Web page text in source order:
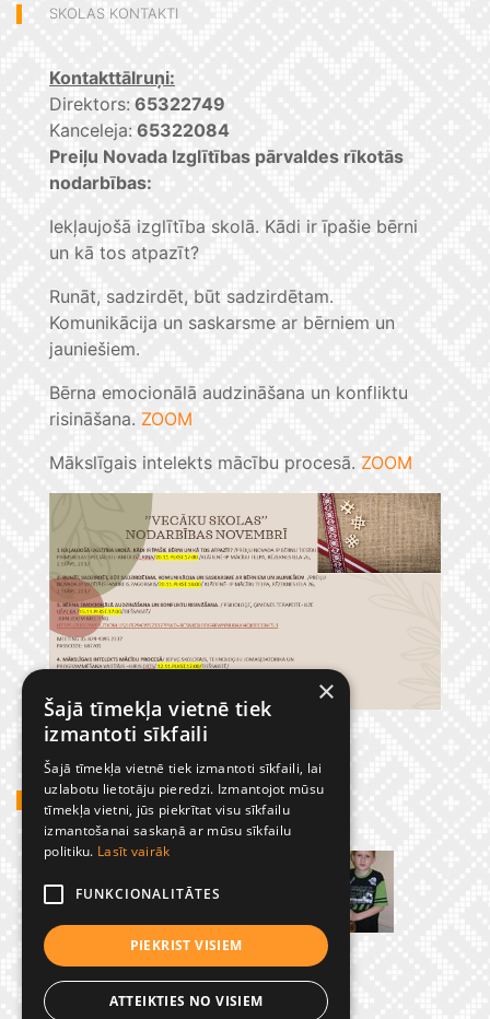
SKOLAS KONTAKTI
Kontakttālruņi:
Direktors: 65322749
Kanceleja: 65322084
Preiļu Novada Izglītības pārvaldes rīkotās
nodarbības:
Iekļaujošā izglītība skolā. Kādi ir īpašie bērni
un kā tos atpazīt?
Runāt, sadzirdēt, būt sadzirdētam.
Komunikācija un saskarsme ar bērniem un
jauniešiem.
Bērna emocionālā audzināšana un konfliktu
risināšana. ZOOM
Mākslīgais intelekts mācību procesā. ZOOM
GADĪJUMBILDES
×
Šajā tīmekļa vietnē tiek
izmantoti sīkfaili
Šajā tīmekļa vietnē tiek izmantoti sīkfaili, lai
uzlabotu lietotāju pieredzi. Izmantojot mūsu
tīmekļa vietni, jūs piekrītat visu sīkfailu
izmantošanai saskaņā ar mūsu sīkfailu
politiku. Lasīt vairāk
FUNKCIONALITĀTES
PIEKRIST VISIEM
ATTEIKTIES NO VISIEM